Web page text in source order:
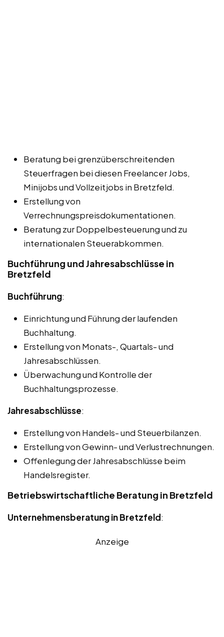
Beratung bei grenzüberschreitenden
Steuerfragen bei diesen Freelancer Jobs,
Minijobs und Vollzeitjobs in Bretzfeld.
Erstellung von
Verrechnungspreisdokumentationen.
Beratung zur Doppelbesteuerung und zu
internationalen Steuerabkommen.
Buchführung und Jahresabschlüsse in
Bretzfeld
Buchführung:
Einrichtung und Führung der laufenden
Buchhaltung.
Erstellung von Monats-, Quartals- und
Jahresabschlüssen.
Überwachung und Kontrolle der
Buchhaltungsprozesse.
Jahresabschlüsse:
Erstellung von Handels- und Steuerbilanzen.
Erstellung von Gewinn- und Verlustrechnungen.
Offenlegung der Jahresabschlüsse beim
Handelsregister.
Betriebswirtschaftliche Beratung in Bretzfeld
Unternehmensberatung in Bretzfeld:
Anzeige